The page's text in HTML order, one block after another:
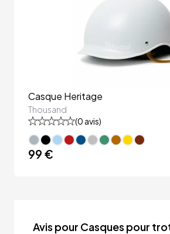
Casque Heritage
Thousand
(0 avis)
99 €
Avis pour Casques pour